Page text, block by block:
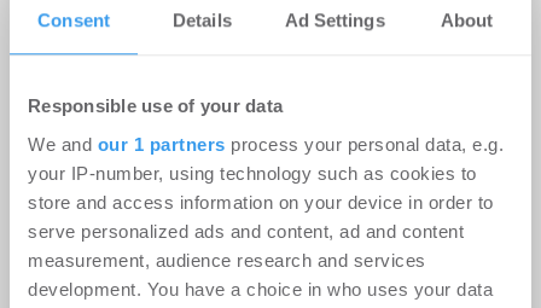
Consent Details Ad Settings About
Responsible use of your data
We and our 1 partners process your personal data, e.g.
your IP-number, using technology such as cookies to
store and access information on your device in order to
serve personalized ads and content, ad and content
measurement, audience research and services
development. You have a choice in who uses your data
Forum Nachhaltige Architektur 2026
in Mannheim
Events 31.07.2026
Login für den ganzen Artikel Wenn noch nicht
registriert, erstellen Sie sich jetzt Ihren
kostenlosen Account, um auf die neusten ...